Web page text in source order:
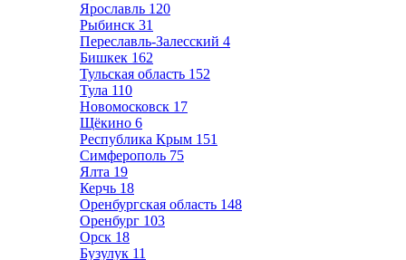
Ярославль 120
Рыбинск 31
Переславль-Залесский 4
Бишкек 162
Тульская область 152
Тула 110
Новомосковск 17
Щёкино 6
Республика Крым 151
Симферополь 75
Ялта 19
Керчь 18
Оренбургская область 148
Оренбург 103
Орск 18
Бузулук 11